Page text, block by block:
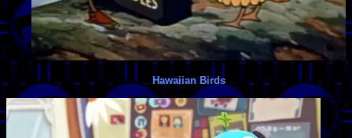
Hawaiian Birds